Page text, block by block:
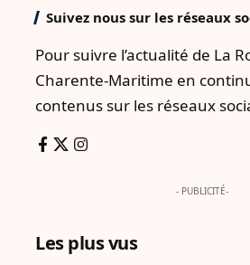
Suivez nous sur les réseaux
Pour suivre l’actualité de La
Charente-Maritime en
contenus sur les réseaux
- PUBLICITÉ-
Les plus vus